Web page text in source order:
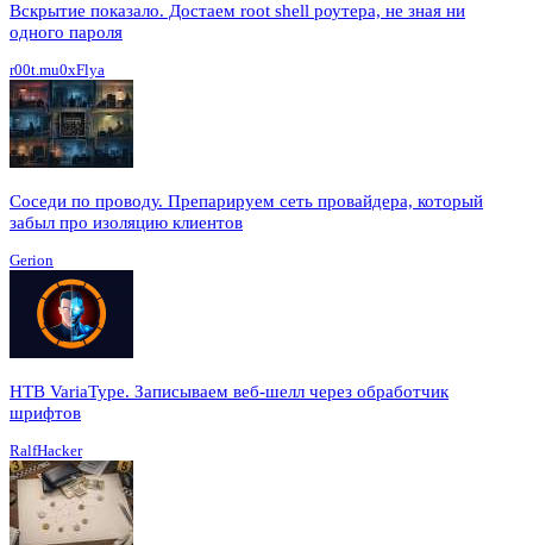
Вскрытие показало. Достаем root shell роутера, не зная ни
одного пароля
r00t.mu0xFlya
Соседи по проводу. Препарируем сеть провайдера, который
забыл про изоляцию клиентов
Gerion
HTB VariaType. Записываем веб-шелл через обработчик
шрифтов
RalfHacker